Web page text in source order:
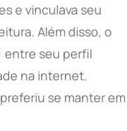
e vinculava seu
Além disso, o
entre seu perfil
na internet.
se manter em